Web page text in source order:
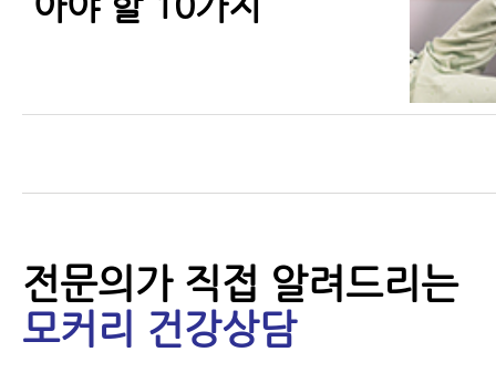
전문의가 직접 알려드리는
모커리 건강상담